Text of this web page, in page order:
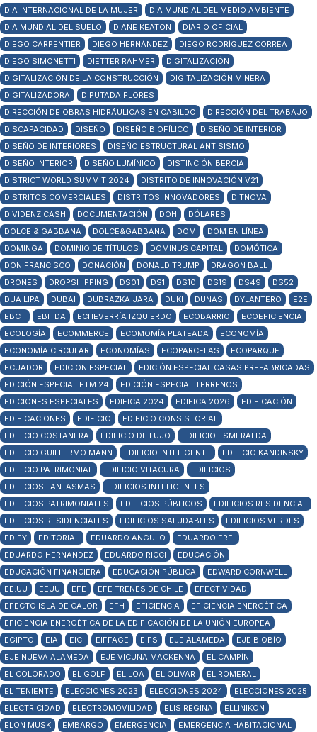
DÍA INTERNACIONAL DE LA MUJER
DÍA MUNDIAL DEL MEDIO AMBIENTE
DÍA MUNDIAL DEL SUELO
DIANE KEATON
DIARIO OFICIAL
DIEGO CARPENTIER
DIEGO HERNÁNDEZ
DIEGO RODRÍGUEZ CORREA
DIEGO SIMONETTI
DIETTER RAHMER
DIGITALIZACIÓN
DIGITALIZACIÓN DE LA CONSTRUCCIÓN
DIGITALIZACIÓN MINERA
DIGITALIZADORA
DIPUTADA FLORES
DIRECCIÓN DE OBRAS HIDRÁULICAS EN CABILDO
DIRECCIÓN DEL TRABAJO
DISCAPACIDAD
DISEÑO DISEÑO BIOFÍLICO
DISEÑO DE INTERIOR
DISEÑO DE INTERIORES
DISEÑO ESTRUCTURAL ANTISISMO
DISEÑO INTERIOR
DISEÑO LUMÍNICO
DISTINCIÓN BERCIA
DISTRICT WORLD SUMMIT 2024
DISTRITO DE INNOVACIÓN V21
DISTRITOS COMERCIALES
DISTRITOS INNOVADORES
DITNOVA
DIVIDENZ CASH
DOCUMENTACIÓN DOH
DÓLARES
DOLCE & GABBANA
DOLCE&GABBANA DOM
DOM EN LÍNEA
DOMINGA
DOMINIO DE TÍTULOS DOMINUS CAPITAL
DOMÓTICA
DON FRANCISCO
DONACIÓN DONALD TRUMP
DRAGON BALL
DRONES
DROPSHIPPING DS01 DS1 DS10 DS19 DS49
DS52
DUA LIPA
DUBAI DUBRAZKA JARA DUKI DUNAS DYLANTERO
E2E
EBCT
EBITDA ECHEVERRÍA IZQUIERDO ECOBARRIO
ECOEFICIENCIA
ECOLOGÍA
ECOMMERCE ECOMOMÍA PLATEADA
ECONOMÍA
ECONOMÍA CIRCULAR
ECONOMÍAS ECOPARCELAS
ECOPARQUE
ECUADOR
EDICION ESPECIAL
EDICIÓN ESPECIAL CASAS PREFABRICADAS
EDICIÓN ESPECIAL ETM 24
EDICIÓN ESPECIAL TERRENOS
EDICIONES ESPECIALES
EDIFICA 2024 EDIFICA 2026
EDIFICACIÓN
EDIFICACIONES
EDIFICIO
EDIFICIO CONSISTORIAL
EDIFICIO COSTANERA
EDIFICIO DE LUJO
EDIFICIO ESMERALDA
EDIFICIO GUILLERMO MANN
EDIFICIO INTELIGENTE
EDIFICIO KANDINSKY
EDIFICIO PATRIMONIAL
EDIFICIO VITACURA
EDIFICIOS
EDIFICIOS FANTASMAS
EDIFICIOS INTELIGENTES
EDIFICIOS PATRIMONIALES
EDIFICIOS PÚBLICOS
EDIFICIOS RESIDENCIAL
EDIFICIOS RESIDENCIALES
EDIFICIOS SALUDABLES
EDIFICIOS VERDES
EDIFY
EDITORIAL EDUARDO ANGULO
EDUARDO FREI
EDUARDO HERNANDEZ
EDUARDO RICCI
EDUCACIÓN
EDUCACIÓN FINANCIERA
EDUCACIÓN PÚBLICA
EDWARD CORNWELL
EE.UU
EEUU EFE EFE TRENES DE CHILE
EFECTIVIDAD
EFECTO ISLA DE CALOR
EFH EFICIENCIA
EFICIENCIA ENERGÉTICA
EFICIENCIA ENERGÉTICA DE LA EDIFICACIÓN DE LA UNIÓN EUROPEA
EGIPTO
EIA EICI EIFFAGE EIFS EJE ALAMEDA
EJE BIOBÍO
EJE NUEVA ALAMEDA
EJE VICUÑA MACKENNA
EL CAMPÍN
EL COLORADO
EL GOLF EL LOA EL OLIVAR
EL ROMERAL
EL TENIENTE
ELECCIONES 2023 ELECCIONES 2024
ELECCIONES 2025
ELECTRICIDAD
ELECTROMOVILIDAD ELIS REGINA
ELLINIKON
ELON MUSK
EMBARGO EMERGENCIA EMERGENCIA HABITACIONAL